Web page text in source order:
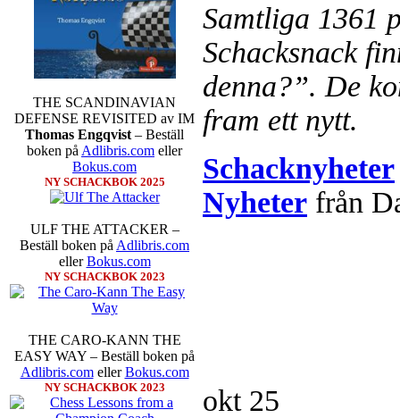
THE SCANDINAVIAN
DEFENSE REVISITED av IM
Thomas Engqvist – Beställ
boken på Adlibris.com eller
Bokus.com
NY SCHACKBOK 2025
ULF THE ATTACKER –
Beställ boken på Adlibris.com
ellerBokus.com
NY SCHACKBOK 2023
THE CARO-KANN THE
EASY WAY – Beställ boken på
Adlibris.comellerBokus.com
NY SCHACKBOK 2023
Samtliga 1361
Schacksnack
denna?”. De
fram ett nytt.
Schacknyheter
Nyheter från
okt25